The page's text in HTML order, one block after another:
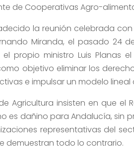
de Cooperativas Agro-
la reunión celebrada
Miranda, el pasado 24
propio ministro Luis Planas
objetivo eliminar los
e impulsar un modelo
Agricultura insisten en que el
es dañino para Andalucía, sin
representativas del
demuestran todo lo contrario.